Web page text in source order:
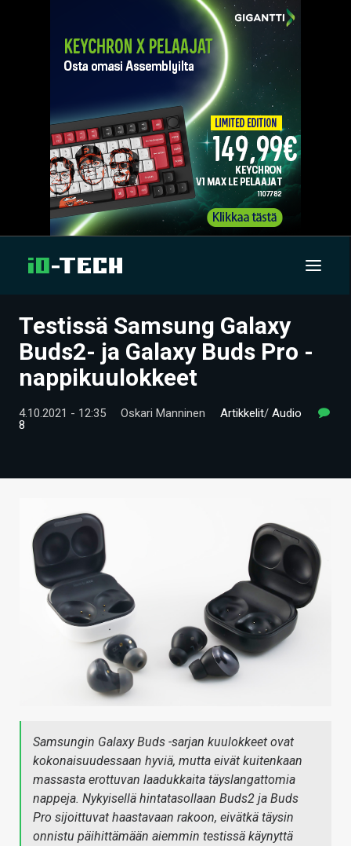
UUTISET
ARTIKKELIT
VIDEOT
KAUPPA
VAIHDA TEEMA
Testissä Samsung Galaxy
Buds2- ja Galaxy Buds Pro -
nappikuulokkeet
4.10.2021 - 12:35 Oskari Manninen Artikkelit/ Audio
8
Samsungin Galaxy Buds -sarjan kuulokkeet ovat
kokonaisuudessaan hyviä, mutta eivät kuitenkaan
massasta erottuvan laadukkaita täyslangattomia
nappeja. Nykyisellä hintatasollaan Buds2 ja Buds
Pro sijoittuvat haastavaan rakoon, eivätkä täysin
onnistu päihittämään aiemmin testissä käynyttä